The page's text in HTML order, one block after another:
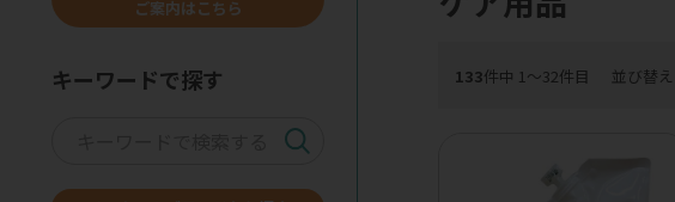
133件中 1〜32件目 並び替え
ご案内はこちら
キーワードで探す